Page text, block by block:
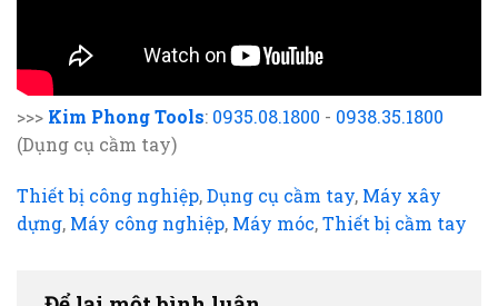
>>> Kim Phong Tools: 0935.08.1800 - 0938.35.1800
(Dụng cụ cầm tay)
Thiết bị công nghiệp,Dụng cụ cầm tay, Máy xây
dựng, Máy công nghiệp, Máy móc,Thiết bị cầm tay